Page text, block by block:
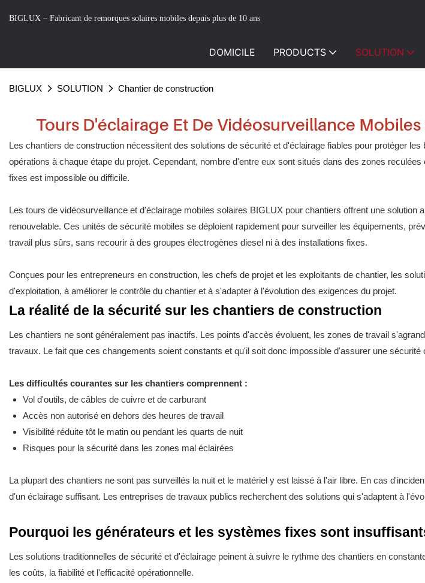
BIGLUX – Fabricant de remorques solaires mobiles depuis plus de 10 ans
DOMICILE PRODUCTS SOLUTION
BIGLUX SOLUTION Chantier de construction
Tours D'éclairage Et De Vidéosurveillance
Les chantiers de construction nécessitent des solutions de sécurité et d'éclairage fiables pour protéger
opérations à chaque étape du projet. Cependant, nombre d'entre eux sont situés dans des zones
fixes est impossible ou difficile.
Les tours de vidéosurveillance et d'éclairage mobiles solaires BIGLUX pour chantiers offrent une
renouvelable. Ces unités de sécurité mobiles se déploient rapidement pour surveiller les équipements,
travail plus sûrs, sans recourir à des groupes électrogènes diesel ni à des installations fixes.
Conçues pour les entrepreneurs en construction, les chefs de projet et les exploitants de chantier, les
d'exploitation, à améliorer le contrôle du chantier et à s'adapter à l'évolution des exigences du projet.
La réalité de la sécurité sur les chantiers de construction
Les chantiers ne sont généralement pas inactifs. Les points d'accès évoluent, les zones de travail
travaux. Le fait que ces changements soient constants et qu'il soit donc impossible d'assurer une sécurité
Les difficultés courantes sur les chantiers comprennent :
Vol d'outils, de câbles de cuivre et de carburant
Accès non autorisé en dehors des heures de travail
Visibilité réduite tôt le matin ou pendant les quarts de nuit
Risques pour la sécurité dans les zones mal éclairées
La plupart des chantiers ne sont pas surveillés la nuit et le matériel y est laissé à l'air libre. En cas
d'un éclairage suffisant. Les entreprises de travaux publics recherchent des solutions qui s'adaptent à
Pourquoi les générateurs et les systèmes fixes sont
Les solutions traditionnelles de sécurité et d'éclairage peinent à suivre le rythme des chantiers en
les coûts, la fiabilité et l'efficacité opérationnelle.